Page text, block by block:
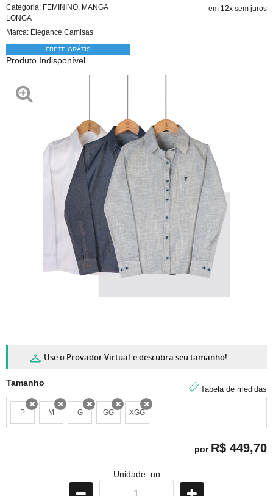
Categoria: FEMININO, MANGA
LONGA
Marca: Elegance Camisas
FRETE GRÁTIS
Produto Indisponível
em 12x sem juros
Use o Provador Virtual e descubra seu tamanho!
Tamanho
Tabela de medidas
P M G GGx XGG
x
por R$ 449,70
Unidade: un